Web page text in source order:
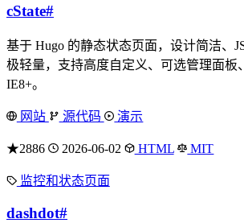
cState#
基于 Hugo 的静态状态页面，设计简洁、
极轻量，支持高度自定义、可选管理面板
IE8+。
网站 源代码 演示
★2886 2026-06-02 HTML MIT
监控和状态页面
dashdot#